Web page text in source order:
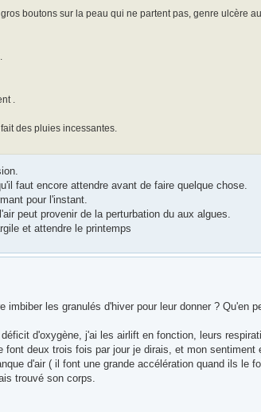
boutons sur la peau qui ne partent pas, genre ulcère
.
des pluies incessantes.
faut encore attendre avant de faire quelque chose.
pour l'instant.
peut provenir de la perturbation du aux algues.
et attendre le printemps
les granulés d'hiver pour leur donner ? Qu'en
d'oxygène, j'ai les airlift en fonction, leurs
deux trois fois par jour je dirais, et mon
d'air ( il font une grande accélération quand ils le
trouvé son corps.